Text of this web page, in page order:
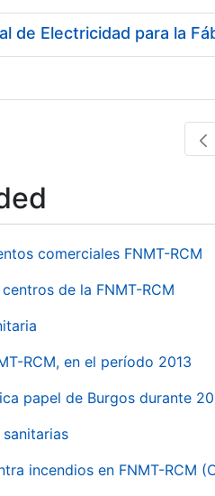
comerciales FNMT-RCM
de la FNMT-RCM
RCM, en el período 2013
papel de Burgos durante
incendios en FNMT-RCM